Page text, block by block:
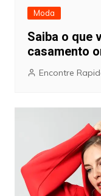
Moda
Saiba o que
casamento
Encontre